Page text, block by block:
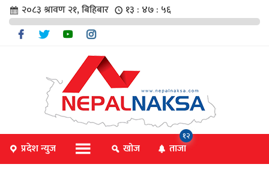
२०८३ श्रावण २१, बिहिबार १३ : ४७ : ५६
प्रदेश न्युज खोज ताजा
१२